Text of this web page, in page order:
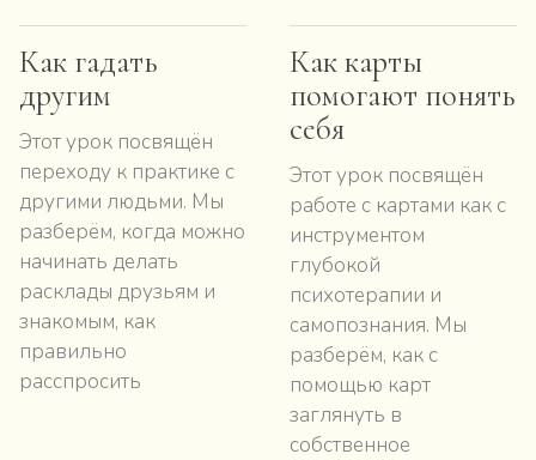
Как гадать
другим
Этот урок посвящён
переходу к практике с
другими людьми. Мы
разберём, когда можно
начинать делать
расклады друзьям и
знакомым, как
правильно
расспросить
Как карты
помогают понять
себя
Этот урок посвящён
работе с картами как с
инструментом
глубокой
психотерапии и
самопознания. Мы
разберём, как с
помощью карт
заглянуть в
собственное